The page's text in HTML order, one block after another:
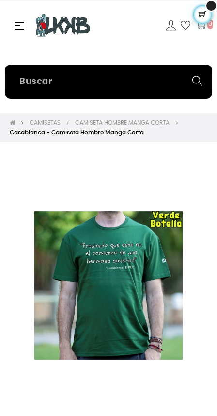
Navegación
☰ 0
CAMISETAS
CAMISETA HOMBRE MANGA CORTA
Casablanca - Camiseta Hombre Manga Corta